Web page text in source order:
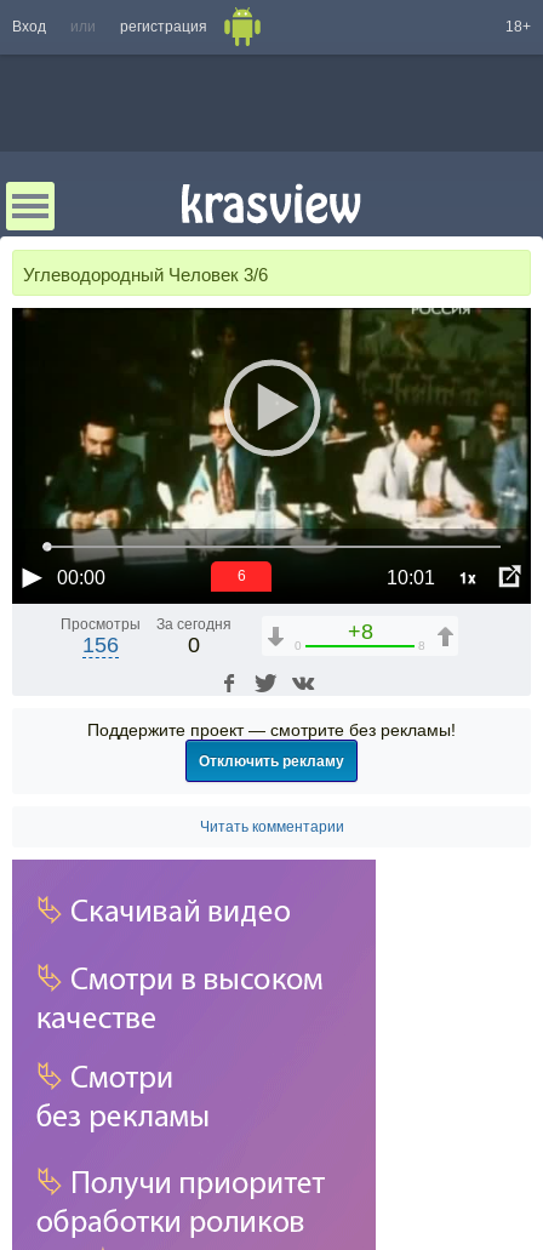
Вход или регистрация 18+
Углеводородный Человек 3/6
00:00 10:01 1x
5
Просмотры
156
За сегодня
0
+8
0 8
Поддержите проект — смотрите без рекламы!
Отключить рекламу
Читать комментарии